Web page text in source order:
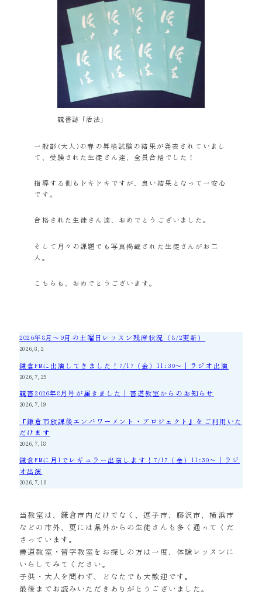
競書誌「活法」
一般部(大人)の春の昇格試験の結果が発表されていまし
て、受験された生徒さん達、全員合格でした！
指導する側もドキドキですが、良い結果となって一安心
です。
合格された生徒さん達、おめでとうございました。
そして月々の課題でも写真掲載された生徒さんがお二
人。
こちらも、おめでとうございます。
2026年8月～9月の土曜日レッスン残席状況（8/2更新）
2026.8.2
鎌倉FMに出演してきました！7/17（金）11:30～｜ラジオ出演
2026.7.25
競書2026年8月号が届きました｜書道教室からのお知らせ
2026.7.19
『鎌倉市放課後エンパワーメント・プロジェクト』をご利用いた
だけます
2026.7.18
鎌倉FMに月1でレギュラー出演します！7/17（金）11:30～｜ラジ
オ出演
2026.7.16
当教室は、鎌倉市内だけでなく、逗子市、藤沢市、横浜市
などの市外、更には県外からの生徒さんも多く通ってくだ
さっています。
書道教室・習字教室をお探しの方は一度、体験レッスンに
いらしてみてください。
子供・大人を問わず、どなたでも大歓迎です。
最後までお読みいただきありがとうございました。